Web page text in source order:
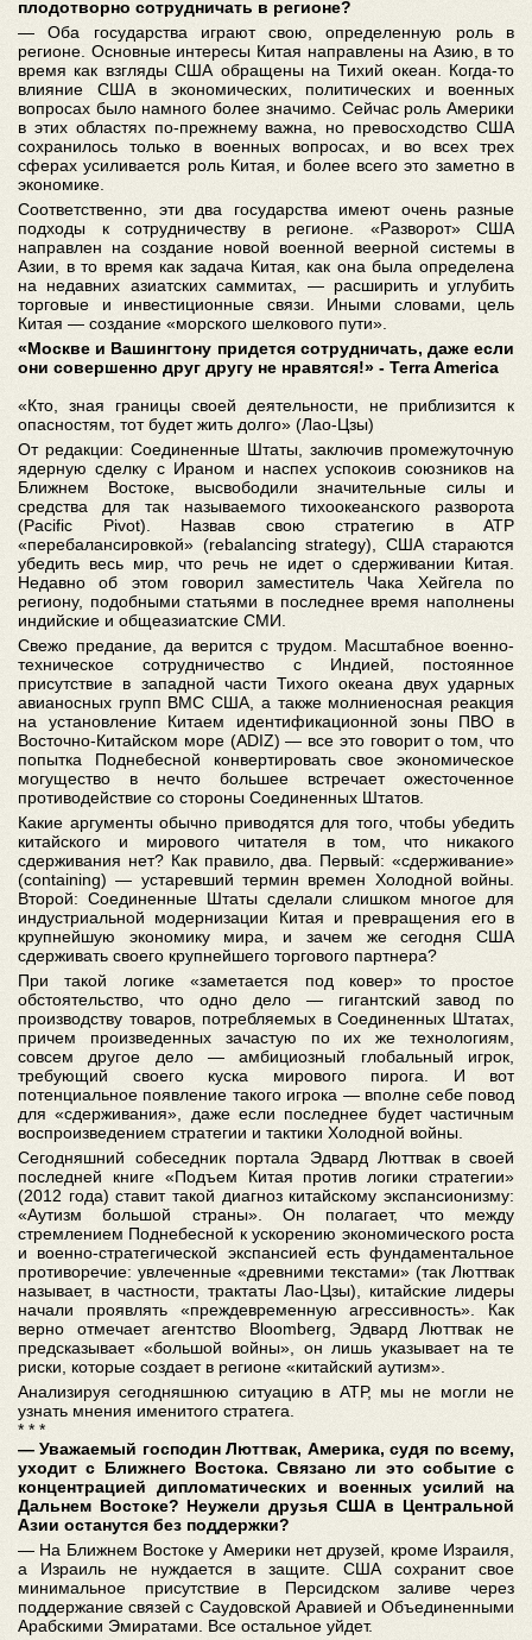
плодотворно сотрудничать в регионе?
― Оба государства играют свою, определенную роль в
регионе. Основные интересы Китая направлены на Азию, в то
время как взгляды США обращены на Тихий океан. Когда-то
влияние США в экономических, политических и военных
вопросах было намного более значимо. Сейчас роль Америки
в этих областях по-прежнему важна, но превосходство США
сохранилось только в военных вопросах, и во всех трех
сферах усиливается роль Китая, и более всего это заметно в
экономике.
Соответственно, эти два государства имеют очень разные
подходы к сотрудничеству в регионе. «Разворот» США
направлен на создание новой военной веерной системы в
Азии, в то время как задача Китая, как она была определена
на недавних азиатских саммитах, — расширить и углубить
торговые и инвестиционные связи. Иными словами, цель
Китая — создание «морского шелкового пути».
«Москве и Вашингтону придется сотрудничать, даже если
они совершенно друг другу не нравятся!» - Terra America
«Кто, зная границы своей деятельности, не приблизится к
опасностям, тот будет жить долго» (Лао-Цзы)
От редакции: Соединенные Штаты, заключив промежуточную
ядерную сделку с Ираном и наспех успокоив союзников на
Ближнем Востоке, высвободили значительные силы и
средства для так называемого тихоокеанского разворота
(Pacific Pivot). Назвав свою стратегию в АТР
«перебалансировкой» (rebalancing strategy), США стараются
убедить весь мир, что речь не идет о сдерживании Китая.
Недавно об этом говорил заместитель Чака Хейгела по
региону, подобными статьями в последнее время наполнены
индийские и общеазиатские СМИ.
Свежо предание, да верится с трудом. Масштабное военно-
техническое сотрудничество с Индией, постоянное
присутствие в западной части Тихого океана двух ударных
авианосных групп ВМС США, а также молниеносная реакция
на установление Китаем идентификационной зоны ПВО в
Восточно-Китайском море (ADIZ) ― все это говорит о том, что
попытка Поднебесной конвертировать свое экономическое
могущество в нечто большее встречает ожесточенное
противодействие со стороны Соединенных Штатов.
Какие аргументы обычно приводятся для того, чтобы убедить
китайского и мирового читателя в том, что никакого
сдерживания нет? Как правило, два. Первый: «сдерживание»
(containing) ― устаревший термин времен Холодной войны.
Второй: Соединенные Штаты сделали слишком многое для
индустриальной модернизации Китая и превращения его в
крупнейшую экономику мира, и зачем же сегодня США
сдерживать своего крупнейшего торгового партнера?
При такой логике «заметается под ковер» то простое
обстоятельство, что одно дело ― гигантский завод по
производству товаров, потребляемых в Соединенных Штатах,
причем произведенных зачастую по их же технологиям,
совсем другое дело ― амбициозный глобальный игрок,
требующий своего куска мирового пирога. И вот
потенциальное появление такого игрока ― вполне себе повод
для «сдерживания», даже если последнее будет частичным
воспроизведением стратегии и тактики Холодной войны.
Сегодняшний собеседник портала Эдвард Люттвак в своей
последней книге «Подъем Китая против логики стратегии»
(2012 года) ставит такой диагноз китайскому экспансионизму:
«Аутизм большой страны». Он полагает, что между
стремлением Поднебесной к ускорению экономического роста
и военно-стратегической экспансией есть фундаментальное
противоречие: увлеченные «древними текстами» (так Люттвак
называет, в частности, трактаты Лао-Цзы), китайские лидеры
начали проявлять «преждевременную агрессивность». Как
верно отмечает агентство Bloomberg, Эдвард Люттвак не
предсказывает «большой войны», он лишь указывает на те
риски, которые создает в регионе «китайский аутизм».
Анализируя сегодняшнюю ситуацию в АТР, мы не могли не
узнать мнения именитого стратега.
* * *
― Уважаемый господин Люттвак, Америка, судя по всему,
уходит с Ближнего Востока. Связано ли это событие с
концентрацией дипломатических и военных усилий на
Дальнем Востоке? Неужели друзья США в Центральной
Азии останутся без поддержки?
― На Ближнем Востоке у Америки нет друзей, кроме Израиля,
а Израиль не нуждается в защите. США сохранит свое
минимальное присутствие в Персидском заливе через
поддержание связей с Саудовской Аравией и Объединенными
Арабскими Эмиратами. Все остальное уйдет.